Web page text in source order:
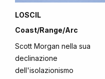
LOSCIL
Coast/Range/Arc
Scott Morgan nella sua
declinazione
dell'isolazionismo